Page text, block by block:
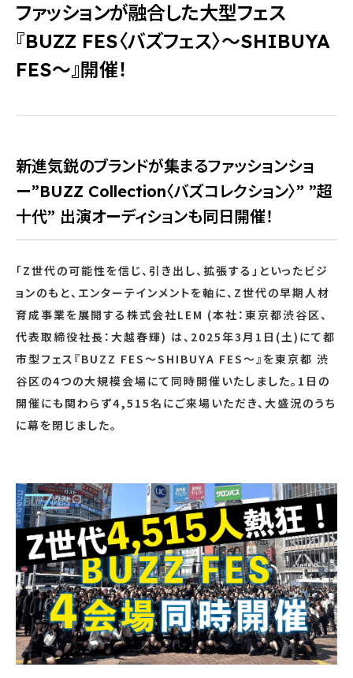
ファッションが融合した大型フェス
『BUZZ FES〈バズフェス〉〜SHIBUYA
FES〜』開催！
新進気鋭のブランドが集まるファッションショ
ー”BUZZ Collection〈バズコレクション〉” ”超
十代” 出演オーディションも同日開催！
「Z世代の可能性を信じ、引き出し、拡張する」といったビジ
ョンのもと、エンターテインメントを軸に、Z世代の早期人材
育成事業を展開する株式会社LEM (本社：東京都渋谷区、
代表取締役社長：大越春輝) は、2025年3月1日(土)にて都
市型フェス『BUZZ FES～SHIBUYA FES～』を東京都 渋
谷区の4つの大規模会場にて同時開催いたしました。1日の
開催にも関わらず4,515名にご来場いただき、大盛況のうち
に幕を閉じました。